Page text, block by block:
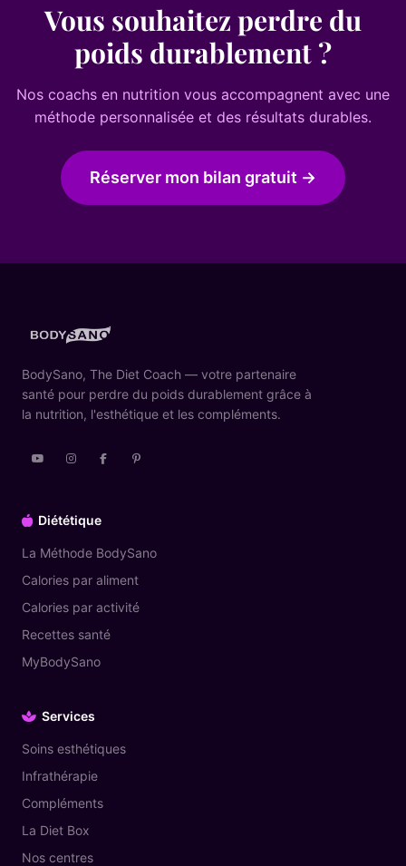
Vous souhaitez perdre du
poids durablement ?
Nos coachs en nutrition vous accompagnent avec une
méthode personnalisée et des résultats durables.
Réserver mon bilan gratuit →
BodySano, The Diet Coach — votre partenaire
santé pour perdre du poids durablement grâce à
la nutrition, l'esthétique et les compléments.
Diététique
La Méthode BodySano
Calories par aliment
Calories par activité
Recettes santé
MyBodySano
Services
Soins esthétiques
Infrathérapie
Compléments
La Diet Box
Nos centres